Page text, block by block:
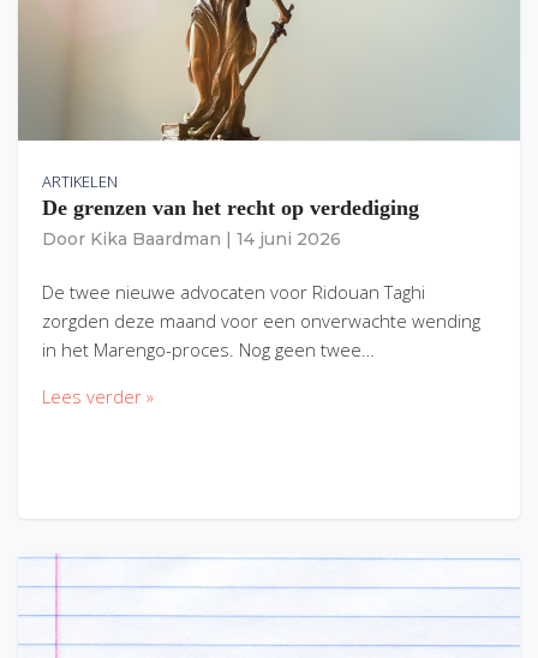
ARTIKELEN
De grenzen van het recht op verdediging
Door Kika Baardman 14 juni 2026
De twee nieuwe advocaten voor Ridouan Taghi
zorgden deze maand voor een onverwachte wending
in het Marengo-proces. Nog geen twee…
Lees verder »